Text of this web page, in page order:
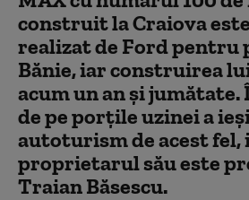
construit la Craiova
realizat de Ford pentru
Bănie, iar construirea
acum un anşi jumătate.
de pe porţile uzinei a
autoturism de acest fel,
proprietarul său este
Traian Băsescu.